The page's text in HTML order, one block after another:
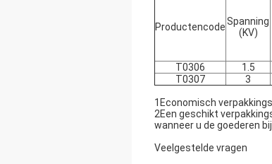
ProductencodeSpanning
(KV)
T0306 1.5
T0307 3
1Economisch
2Een geschikt
wanneer u de goederen
Veelgestelde vragen